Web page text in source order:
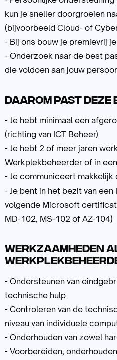
kun je sneller doorgroeien
(bijvoorbeeld Cloud- of
- Bij ons bouw je premievrij
- Onderzoek naar de best
die voldoen aan jouw
Daarom past
- Je hebt minimaal een
(richting van ICT Beheer)
- Je hebt 2 of meer jaren
Werkplekbeheerder of in
- Je communiceert
- Je bent in het bezit van een
volgende Microsoft
MD-102, MS-102 of AZ-104)
Werkzaamheden
- Ondersteunen van
technische hulp
- Controleren van de
niveau van individuele
- Onderhouden van zowel
- Voorbereiden,